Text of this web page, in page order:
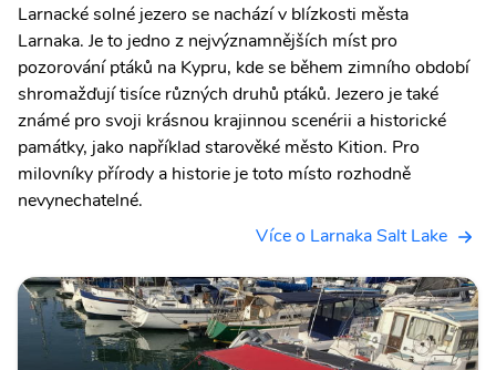
Larnacké solné jezero se nachází v blízkosti města
Larnaka. Je to jedno z nejvýznamnějších míst pro
pozorování ptáků na Kypru, kde se během zimního období
shromažďují tisíce různých druhů ptáků. Jezero je také
známé pro svoji krásnou krajinnou scenérii a historické
památky, jako například starověké město Kition. Pro
milovníky přírody a historie je toto místo rozhodně
nevynechatelné.
Více o Larnaka Salt Lake